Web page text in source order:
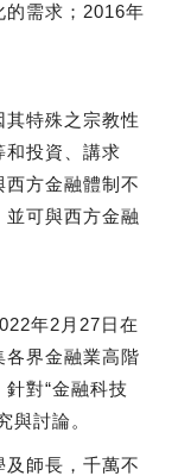
的需求；2016年
特殊之宗教性
和投資、講求
西方金融體制不
可與西方金融
年2月27日在
各界金融業高階
對“金融科技
與討論。
師長，千萬不